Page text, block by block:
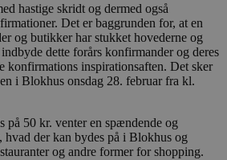
hastige skridt og dermed også
Det er baggrunden for, at en
og butikker har stukket hovederne og
dette forårs konfirmander og deres
konfirmations inspirationsaften. Det sker
i Blokhus onsdag 28. februar fra kl.
på 50 kr. venter en spændende og
hvad der kan bydes på i Blokhus og
og andre former for shopping.